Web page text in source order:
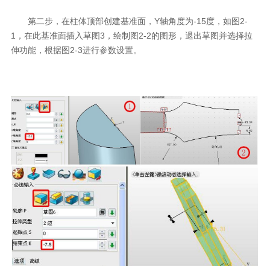
第二步，在柱体顶部创建基准面，Y轴角度为-15度，如图2-
1，在此基准面插入草图3，绘制图2-2的图形，退出草图并选择拉
伸功能，根据图2-3进行参数设置。